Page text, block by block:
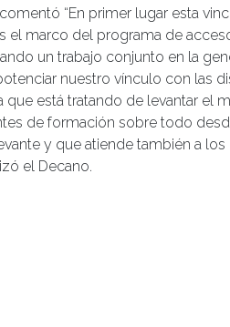
“En primer lugar esta
marco del programa de
un trabajo conjunto en la
nuestro vínculo con las
está tratando de levantar el
de formación sobre todo
y que atiende también a
el Decano.